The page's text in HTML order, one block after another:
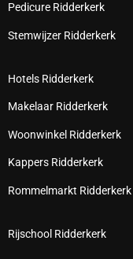
Pedicure Ridderkerk
Stemwijzer Ridderkerk
Hotels Ridderkerk
Makelaar Ridderkerk
Woonwinkel Ridderkerk
Kappers Ridderkerk
Rommelmarkt Ridderkerk
Rijschool Ridderkerk